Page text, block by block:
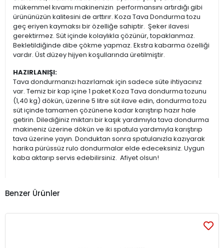
mükemmel kıvamı makinenizin performansını artırdığı gibi
ürününüzün kalitesini de arttırır. Koza Tava Dondurma tozu
geç eriyen kaymaksı bir özelliğe sahiptir. Şeker ilavesi
gerektirmez. Süt içinde kolaylıkla çözünür, topaklanmaz.
Bekletildiğinde dibe çökme yapmaz. Ekstra kabarma özelliği
vardır. Üst düzey hijyen koşullarında üretilmiştir.
HAZIRLANIŞI:
Tava dondurmanızı hazırlamak için sadece süte ihtiyacınız
var. Temiz bir kap içine 1 paket Koza Tava dondurma tozunu
(1,40 kg) dökün, üzerine 5 litre süt ilave edin, dondurma tozu
süt içinde tamamen çözünene kadar karıştırıp hazır hale
getirin. Dilediğiniz miktarı bir kaşık yardımıyla tava dondurma
makineniz üzerine dökün ve iki spatula yardımıyla karıştırıp
tava üzerine yayın. Donduktan sonra spatulanızla kazıyarak
harika pürüssüz rulo dondurmalar elde edeceksiniz. Uygun
kaba aktarıp servis edebilirsiniz. Afiyet olsun!
Benzer Ürünler